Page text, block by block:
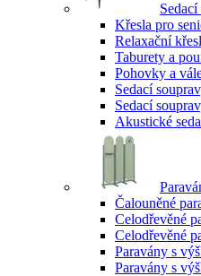
Křesla pro
Relaxační
Taburety a
Pohovky a
Sedací
Sedací
Akustické
Čalouněné
Celodřevěné
Celodřevěné
Paravány s
Paravány s